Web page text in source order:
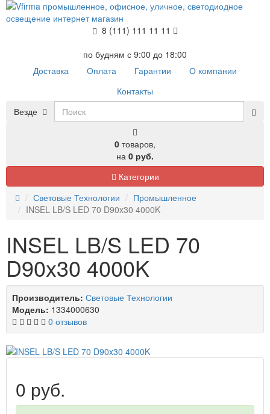
8 (111) 111 11 11
по будням с 9:00 до 18:00
Доставка
Оплата Гарантии
О компании
Контакты
Везде
0 товаров,
на 0 руб.
Категории
Световые Технологии
Промышленное
INSEL LB/S LED 70 D90x30 4000K
INSEL LB/S LED 70
D90x30 4000K
Производитель: Световые Технологии
Модель: 1334000630
0 отзывов
0 руб.